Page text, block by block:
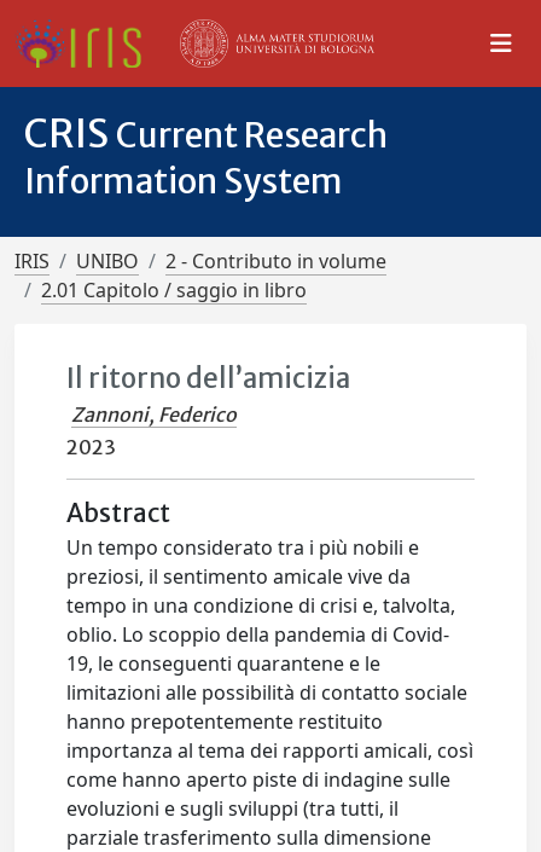
CRIS Current Research
Information System
IRIS UNIBO
2 - Contributo in volume
2.01 Capitolo / saggio in libro
Il ritorno dell’amicizia
Zannoni, Federico
2023
Abstract
Un tempo considerato tra i più nobili e
preziosi, il sentimento amicale vive da
tempo in una condizione di crisi e, talvolta,
oblio. Lo scoppio della pandemia di Covid-
19, le conseguenti quarantene e le
limitazioni alle possibilità di contatto sociale
hanno prepotentemente restituito
importanza al tema dei rapporti amicali, così
come hanno aperto piste di indagine sulle
evoluzioni e sugli sviluppi (tra tutti, il
parziale trasferimento sulla dimensione